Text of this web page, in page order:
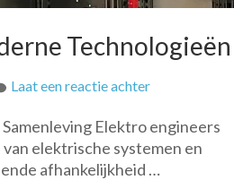
Technologieën
Laat een reactie achterop
Cruciale
Rol
van
Elektro engineers
elektrische systemen en
afhankelijkheid …